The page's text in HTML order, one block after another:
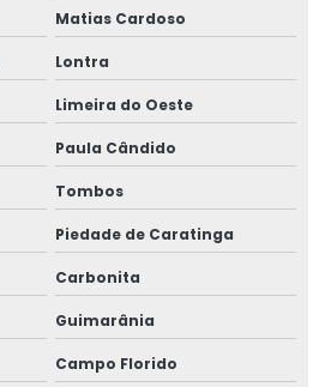
Matias Cardoso
Lontra
Limeira do Oeste
Paula Cândido
Tombos
Piedade de Caratinga
Carbonita
Guimarânia
Campo Florido